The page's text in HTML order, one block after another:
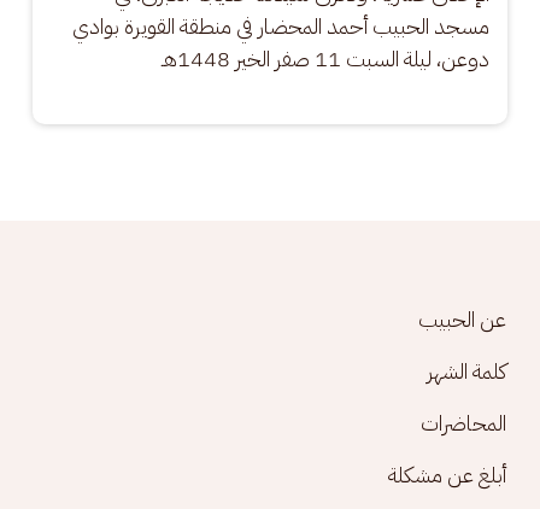
مسجد الحبيب أحمد المحضار في منطقة القويرة بوادي
دوعن، ليلة السبت 11 صفر الخير 1448هـ
Footer menu
عن الحبيب
كلمة الشهر
المحاضرات
أبلغ عن مشكلة